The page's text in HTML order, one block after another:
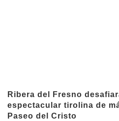
Ribera del Fresno
espectacular tirolina de
Paseo del Cristo